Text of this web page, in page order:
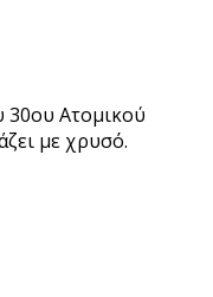
30ου Ατομικού
με χρυσό.